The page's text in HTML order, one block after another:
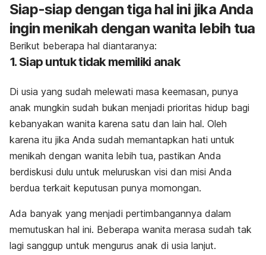
Siap-siap dengan tiga hal ini jika Anda
ingin menikah dengan wanita lebih tua
Berikut beberapa hal diantaranya:
1. Siap untuk tidak memiliki anak
Di usia yang sudah melewati masa keemasan, punya
anak mungkin sudah bukan menjadi prioritas hidup bagi
kebanyakan wanita karena satu dan lain hal. Oleh
karena itu jika Anda sudah memantapkan hati untuk
menikah dengan wanita lebih tua, pastikan Anda
berdiskusi dulu untuk meluruskan visi dan misi Anda
berdua terkait keputusan punya momongan.
Ada banyak yang menjadi pertimbangannya dalam
memutuskan hal ini. Beberapa wanita merasa sudah tak
lagi sanggup untuk mengurus anak di usia lanjut.